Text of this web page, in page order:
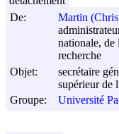
De:
Martin
nationale, de
recherche
Objet:
secrétaire
supérieur de
Groupe:
Université